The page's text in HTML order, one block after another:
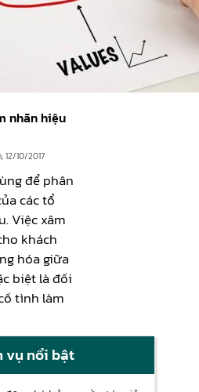
nhãn hiệu
12/10/2017
để phân
các tổ
Việc xâm
khách
hóa giữa
biệt là đối
tình làm
vụ nổi bật